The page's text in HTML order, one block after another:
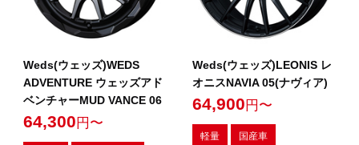
Weds(ウェッズ)WEDS
ADVENTURE ウェッズアド
ベンチャーMUD VANCE 06
64,300 円〜
Weds(ウェッズ)LEONIS レ
オニスNAVIA 05(ナヴィア)
64,900 円〜
軽量 国産車